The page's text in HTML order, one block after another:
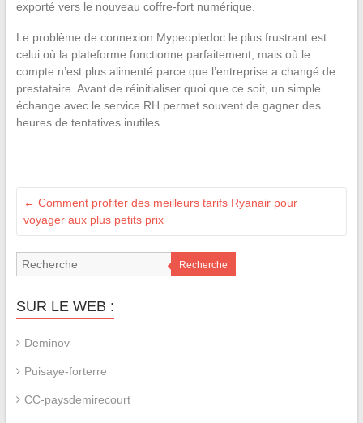
exporté vers le nouveau coffre-fort numérique.
Le problème de connexion Mypeopledoc le plus frustrant est
celui où la plateforme fonctionne parfaitement, mais où le
compte n’est plus alimenté parce que l’entreprise a changé de
prestataire. Avant de réinitialiser quoi que ce soit, un simple
échange avec le service RH permet souvent de gagner des
heures de tentatives inutiles.
← Comment profiter des meilleurs tarifs Ryanair pour
voyager aux plus petits prix
Recherche
SUR LE WEB :
Deminov
Puisaye-forterre
CC-paysdemirecourt